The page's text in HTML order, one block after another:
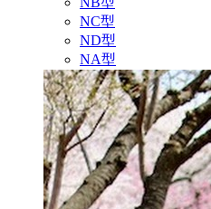
NC型
ND型
NA型